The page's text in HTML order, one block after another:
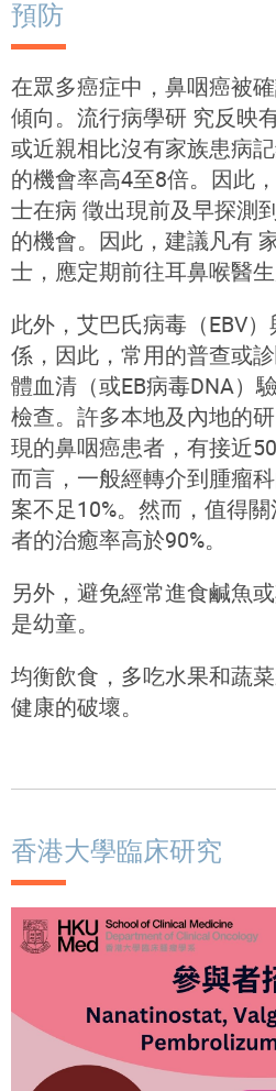
預防
在眾多癌症中，鼻咽癌被
傾向。流行病學研 究反映
或近親相比沒有家族患病
的機會率高4至8倍。因此
士在病 徵出現前及早探測
的機會。因此，建議凡有
士，應定期前往耳鼻喉醫生
此外，艾巴氏病毒（EBV
係，因此，常用的普查或
體血清（或EB病毒DNA）
檢查。許多本地及內地的
現的鼻咽癌患者，有接近
而言，一般經轉介到腫瘤
案不足10%。然而，值得
者的治癒率高於90%。
另外，避免經常進食鹹魚
是幼童。
均衡飲食，多吃水果和蔬
健康的破壞。
香港大學臨床研究